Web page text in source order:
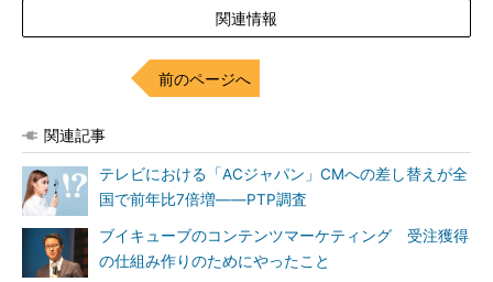
関連情報
前のページへ
関連記事
テレビにおける「ACジャパン」CMへの差し替えが全
国で前年比7倍増――PTP調査
ブイキューブのコンテンツマーケティング 受注獲得
の仕組み作りのためにやったこと